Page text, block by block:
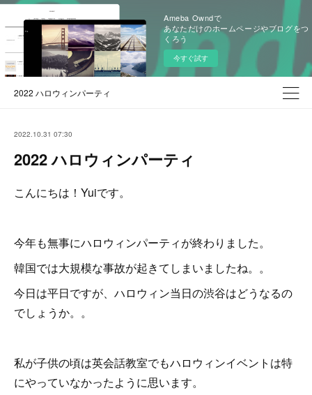
Ameba Owndで
あなただけのホームページやブログをつ
くろう
今すぐ試す
2022 ハロウィンパーティ
2022.10.31 07:30
2022 ハロウィンパーティ
こんにちは！Yuiです。
今年も無事にハロウィンパーティが終わりました。
韓国では大規模な事故が起きてしまいましたね。。
今日は平日ですが、ハロウィン当日の渋谷はどうなるの
でしょうか。。
私が子供の頃は英会話教室でもハロウィンイベントは特
にやっていなかったように思います。